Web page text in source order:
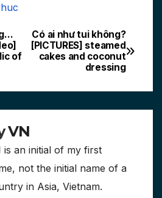
Có ai như tui không?
[PICTURES] steamed
cakes and coconut
dressing
of
VN
is an initial of my first
not the initial name of a
in Asia, Vietnam.